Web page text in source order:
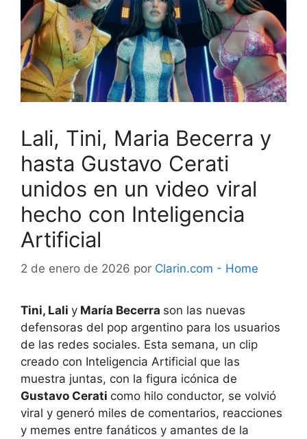
Lali, Tini, Maria Becerra y
hasta Gustavo Cerati
unidos en un video viral
hecho con Inteligencia
Artificial
2 de enero de 2026 por Clarin.com - Home
Tini, Lali y María Becerra son las nuevas
defensoras del pop argentino para los usuarios
de las redes sociales. Esta semana, un clip
creado con Inteligencia Artificial que las
muestra juntas, con la figura icónica de
Gustavo Cerati como hilo conductor, se volvió
viral y generó miles de comentarios, reacciones
y memes entre fanáticos y amantes de la